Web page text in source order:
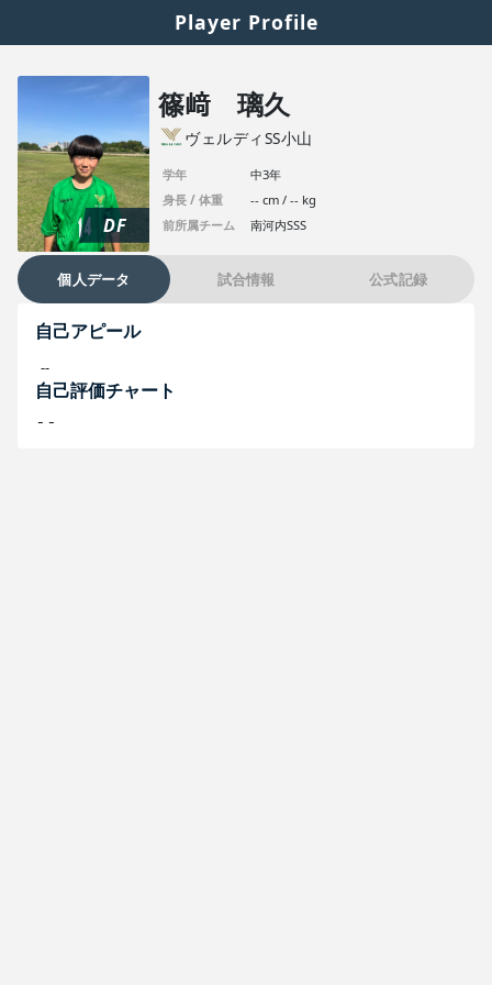
Player Profile
DF
篠﨑 璃久
ヴェルディSS小山
学年
中3年
身長 / 体重
-- cm / -- kg
前所属チーム
南河内SSS
個人データ 試合情報 公式記録
自己アピール
--
自己評価チャート
--